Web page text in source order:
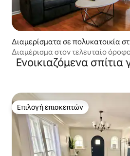
Διαμερίσματα σε πολυκατοικία
ndianapolis
Διαμέρισμα στον τελευταίο όροφο
Υπέρδιπλο κρεβάτι
Ενοικιαζόμενα σπίτια
Επιλογή επισκεπτών
Επιλογή επισκεπτών